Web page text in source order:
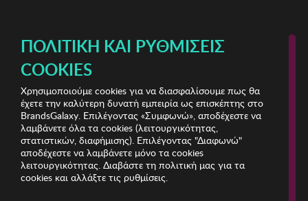
Bedding & Bathroom Shop ΣΠΙΤΙ
Bedding & Bathroom Shop
Λήγει σε: 00ημέρες | 00ώρες 00λεπτά 00δευτ.
ΠΟΛΙΤΙΚΉ ΚΑΙ ΡΥΘΜΊΣΕΙΣ
COOKIES
Χρησιμοποιούμε cookies για να διασφαλίσουμε πως θα
έχετε την καλύτερη δυνατή εμπειρία ως επισκέπτης στο
BrandsGalaxy. Επιλέγοντας «Συμφωνώ», αποδέχεστε να
λαμβάνετε όλα τα cookies (λειτουργικότητας,
στατιστικών, διαφήμισης). Επιλέγοντας "Διαφωνώ"
αποδέχεστε να λαμβάνετε μόνο τα cookies
λειτουργικότητας. Διαβάστε τη πολιτική μας για τα
cookies και αλλάξτε τις ρυθμίσεις.